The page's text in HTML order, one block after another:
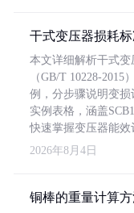
干式变压器损耗
本文详细解析干式
（GB/T 10228-
例，分步骤说明变
实例表格，涵盖
快速掌握变压器能效
2026年8月4日
铜棒的重量计算